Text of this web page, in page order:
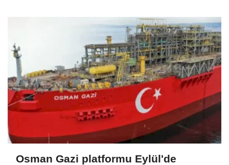
Osman Gazi platformu Eylül'de